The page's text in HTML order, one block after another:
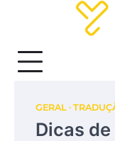
GERAL
Dicas